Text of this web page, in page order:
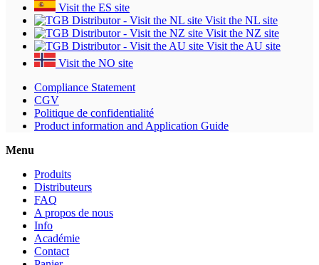
Visit the ES site
Visit the NL site
Visit the NZ site
Visit the AU site
Visit the NO site
Compliance Statement
CGV
Politique de confidentialité
Product information and Application Guide
Menu
Produits
Distributeurs
FAQ
A propos de nous
Info
Académie
Contact